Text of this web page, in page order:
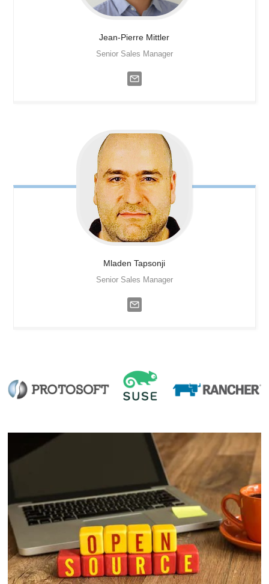
Jean-Pierre Mittler
Senior Sales Manager
Mladen Tapsonji
Senior Sales Manager